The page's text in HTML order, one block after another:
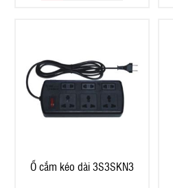
Ổ cắm kéo dài 3S3SKN3